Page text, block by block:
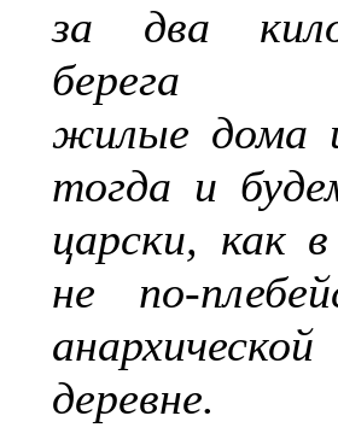
за два
берега
жилые дома
тогда и
царски, как
не по-
деревне.